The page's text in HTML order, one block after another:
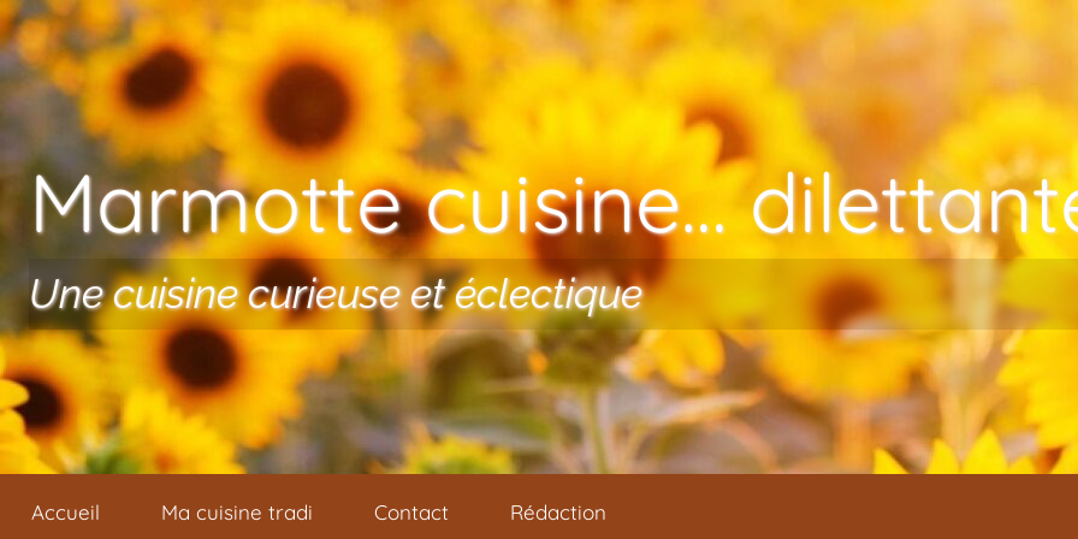
Aller au contenu
Marmotte cuisine…
Une cuisine curieuse et éclectique
Accueil Ma cuisine tradi Contact Rédaction